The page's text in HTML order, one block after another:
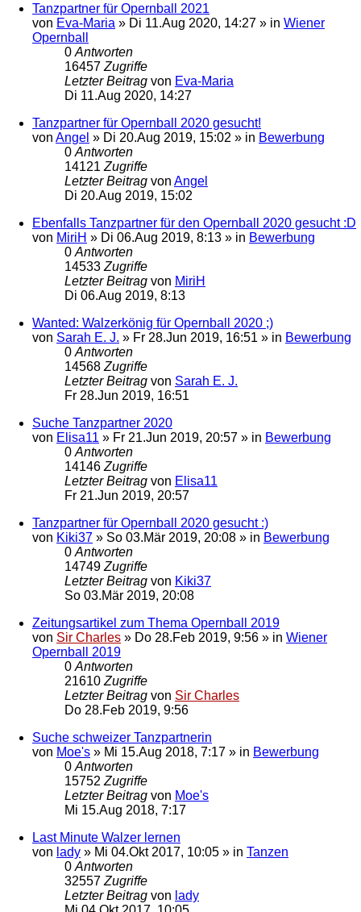
Tanzpartner für Opernball 2021
von Eva-Maria » Di 11.Aug 2020, 14:27 » in Wiener
Opernball
0 Antworten
16457 Zugriffe
Letzter Beitrag von Eva-Maria
Di 11.Aug 2020, 14:27
Tanzpartner für Opernball 2020 gesucht!
von Angel » Di 20.Aug 2019, 15:02 » in Bewerbung
0 Antworten
14121 Zugriffe
Letzter Beitrag von Angel
Di 20.Aug 2019, 15:02
Ebenfalls Tanzpartner für den Opernball 2020 gesucht :D
von MiriH » Di 06.Aug 2019, 8:13 » in Bewerbung
0 Antworten
14533 Zugriffe
Letzter Beitrag von MiriH
Di 06.Aug 2019, 8:13
Wanted: Walzerkönig für Opernball 2020 ;)
von Sarah E. J. » Fr 28.Jun 2019, 16:51 » in Bewerbung
0 Antworten
14568 Zugriffe
Letzter Beitrag von Sarah E. J.
Fr 28.Jun 2019, 16:51
Suche Tanzpartner 2020
von Elisa11 » Fr 21.Jun 2019, 20:57 » in Bewerbung
0 Antworten
14146 Zugriffe
Letzter Beitrag von Elisa11
Fr 21.Jun 2019, 20:57
Tanzpartner für Opernball 2020 gesucht :)
von Kiki37 » So 03.Mär 2019, 20:08 » in Bewerbung
0 Antworten
14749 Zugriffe
Letzter Beitrag von Kiki37
So 03.Mär 2019, 20:08
Zeitungsartikel zum Thema Opernball 2019
von Sir Charles » Do 28.Feb 2019, 9:56 » in Wiener
Opernball 2019
0 Antworten
21610 Zugriffe
Letzter Beitrag von Sir Charles
Do 28.Feb 2019, 9:56
Suche schweizer Tanzpartnerin
von Moe's » Mi 15.Aug 2018, 7:17 » in Bewerbung
0 Antworten
15752 Zugriffe
Letzter Beitrag von Moe's
Mi 15.Aug 2018, 7:17
Last Minute Walzer lernen
von lady » Mi 04.Okt 2017, 10:05 » in Tanzen
0 Antworten
32557 Zugriffe
Letzter Beitrag von lady